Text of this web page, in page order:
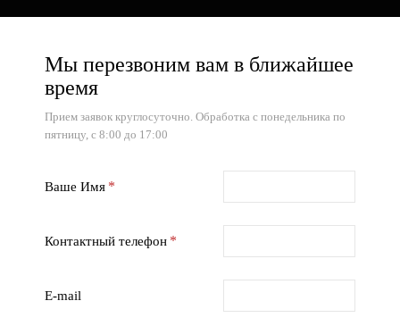
Мы перезвоним вам в ближайшее
время
Прием заявок круглосуточно. Обработка с понедельника по
пятницу, с 8:00 до 17:00
Ваше Имя
Контактный телефон
E-mail